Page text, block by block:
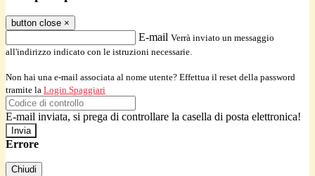
button close ×
E-mail Verrà inviato un messaggio
all'indirizzo indicato con le istruzioni necessarie.
Non hai una e-mail associata al nome utente? Effettua il reset della password
tramite la Login Spaggiari
E-mail inviata, si prega di controllare la casella di posta elettronica!
Errore
Chiudi